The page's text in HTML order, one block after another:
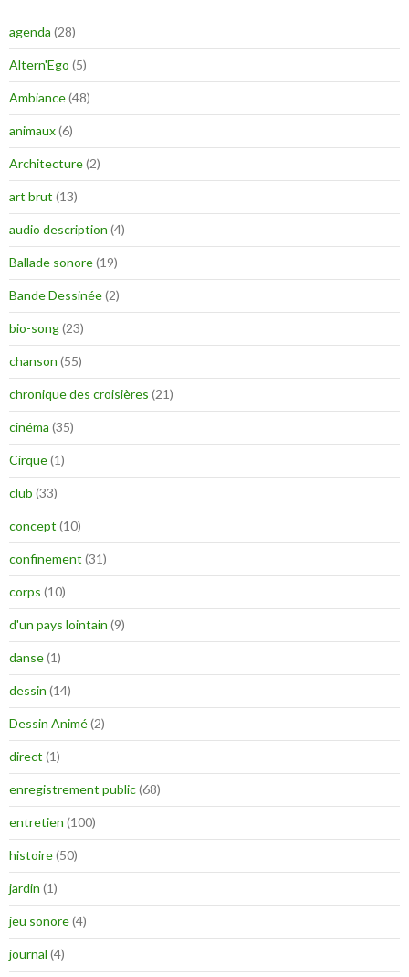
agenda (28)
Altern'Ego (5)
Ambiance(48)
animaux(6)
Architecture(2)
art brut (13)
audio description (4)
Ballade sonore(19)
Bande Dessinée(2)
bio-song(23)
chanson (55)
chronique des croisières (21)
cinéma (35)
Cirque(1)
club (33)
concept (10)
confinement (31)
corps (10)
d'un pays lointain (9)
danse(1)
dessin (14)
Dessin Animé(2)
direct (1)
enregistrement public(68)
entretien (100)
histoire(50)
jardin (1)
jeu sonore(4)
journal (4)